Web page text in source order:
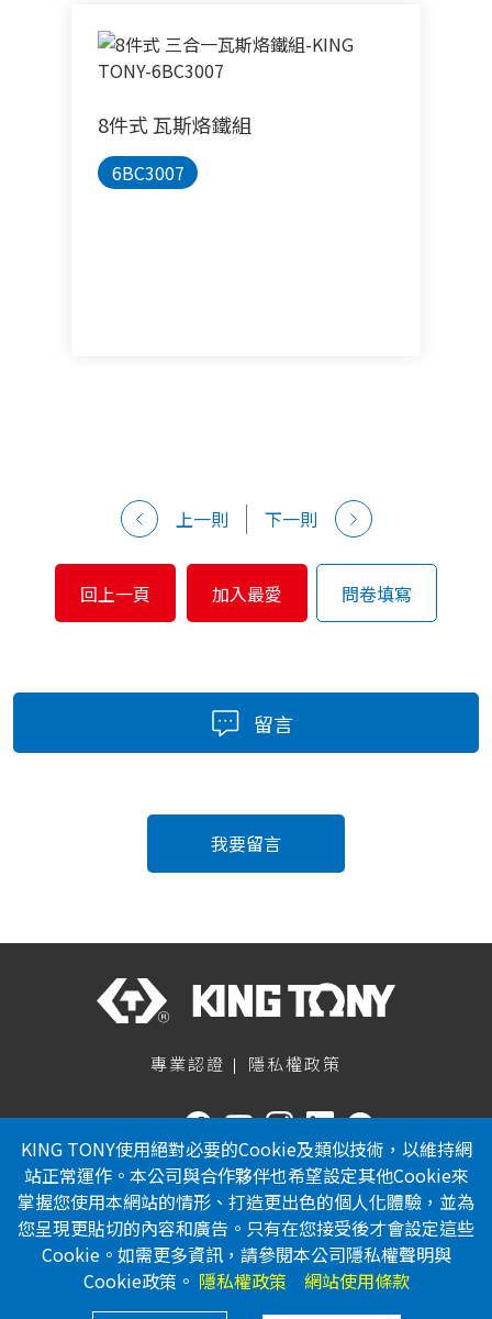
KING TONY使用絕對必要的Cookie及類似技術，以維持網
站正常運作。本公司與合作夥伴也希望設定其他Cookie來
掌握您使用本網站的情形、打造更出色的個人化體驗，並為
您呈現更貼切的內容和廣告。只有在您接受後才會設定這些
Cookie。如需更多資訊，請參閱本公司隱私權聲明與
Cookie政策。 隱私權政策 網站使用條款
8件式 瓦斯烙鐵組
6BC3007
上一則 下一則
回上一頁 加入最愛 問卷填寫
留言
我要留言
專業認證 隱私權政策
886-4-23353567
886-4-23353642
service@kingtony.com.tw
台中市烏日區溪南路二段516巷
150弄11號